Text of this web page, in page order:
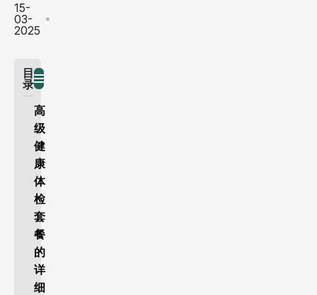
15-
03-
2025
目
录
高
级
健
康
体
检
套
餐
的
详
细